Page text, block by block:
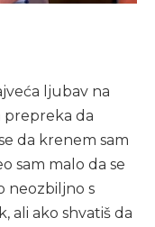
ljubav na
prepreka da
da krenem sam
sam malo da se
neozbiljno s
ali ako shvatiš da